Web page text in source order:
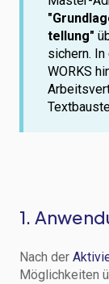
tellung"
sichern.
WORKS
1.
Nach der
Möglichkeiten